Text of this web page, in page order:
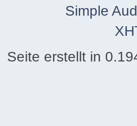
Simple
Seite erstellt in